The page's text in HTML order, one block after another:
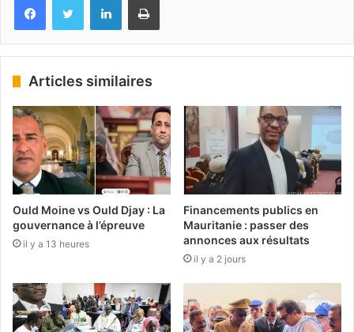
Articles similaires
Ould Moine vs Ould Djay : La
gouvernance à l’épreuve
il y a 13 heures
Financements publics en
Mauritanie : passer des
annonces aux résultats
il y a 2 jours